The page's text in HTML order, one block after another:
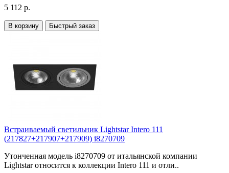
5 112 р.
В корзину Быстрый заказ
Встраиваемый светильник Lightstar Intero 111
(217827+217907+217909) i8270709
Утонченная модель i8270709 от итальянской компании
Lightstar относится к коллекции Intero 111 и отли..